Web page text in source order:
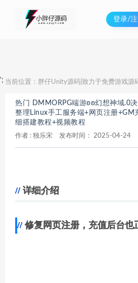
登录/
'; 当前位置： 胖仔Unity源码|致力于免费游戏源
热门 DMMORPG端游ʚʚ幻想神域.0
整理Linux手工服务端+网页注册+GM
细搭建教程+视频教程
作者 : 独乐宋 发布时间： 2025-04-24
详细介绍
修复网页注册，充值后台也